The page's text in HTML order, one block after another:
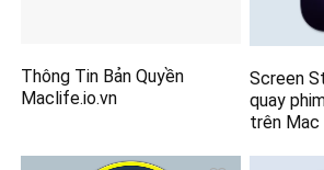
Thông Tin Bản Quyền
Maclife.io.vn
Screen
quay
trên Mac